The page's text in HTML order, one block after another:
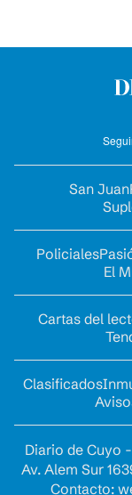
San Juan
Policiales
El
Cartas del
Clasificados
Diario de Cuyo
Av. Alem Sur
Contacto: